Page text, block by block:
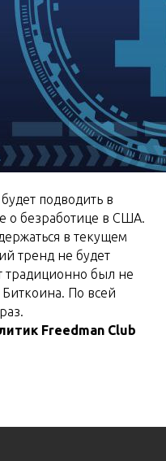
подводить в
о безработице в США.
в текущем
тренд не будет
был не
По всей
Freedman Сlub